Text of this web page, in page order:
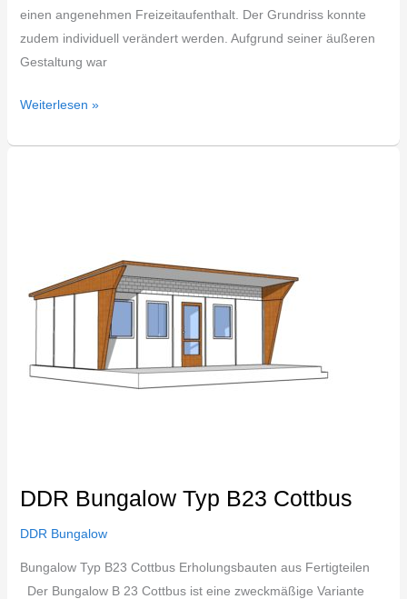
einen angenehmen Freizeitaufenthalt. Der Grundriss konnte
zudem individuell verändert werden. Aufgrund seiner äußeren
Gestaltung war
Weiterlesen »
DDR Bungalow Typ B23 Cottbus
DDR Bungalow
Bungalow Typ B23 Cottbus Erholungsbauten aus Fertigteilen
Der Bungalow B 23 Cottbus ist eine zweckmäßige Variante